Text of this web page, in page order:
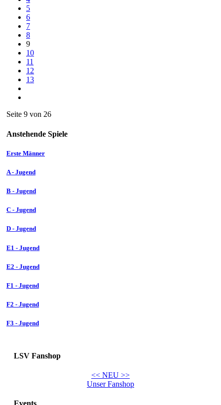
5
6
7
8
9
10
11
12
13
Seite 9 von 26
Anstehende Spiele
Erste Männer
A - Jugend
B - Jugend
C - Jugend
D - Jugend
E1 - Jugend
E2 - Jugend
F1 - Jugend
F2 - Jugend
F3 - Jugend
LSV Fanshop
<< NEU >>
Unser Fanshop